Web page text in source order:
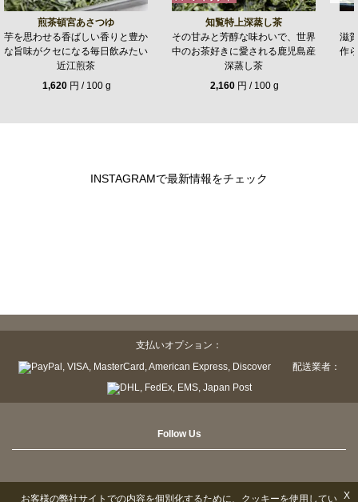
煎茶頓宮あさつゆ
芋を思わせる香ばしい香りと豊か
な旨味がクセになる毎日飲みたい
近江煎茶
1,620 円 / 100 g
知覧特上深蒸し茶
その甘みと芳醇な味わいで、世界
中のお茶好きに愛される鹿児島産
深蒸し茶
2,160 円 / 100 g
滋
作
INSTAGRAMで最新情報をチェック
支払いオプション：
配送業者：
Follow Us
X
お客様の弊社サイトでの内容を個別化するために、クッキーを使用してい